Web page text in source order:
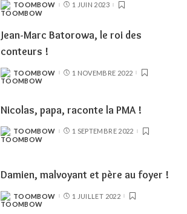
POSTED
BY
TOOMBOW 1 JUIN 2023
Jean-Marc Batorowa, le roi des
conteurs !
POSTED
BY
TOOMBOW 1 NOVEMBRE 2022
Nicolas, papa, raconte la PMA !
POSTED
BY
TOOMBOW 1 SEPTEMBRE 2022
Damien, malvoyant et père au foyer !
POSTED
BY
TOOMBOW 1 JUILLET 2022